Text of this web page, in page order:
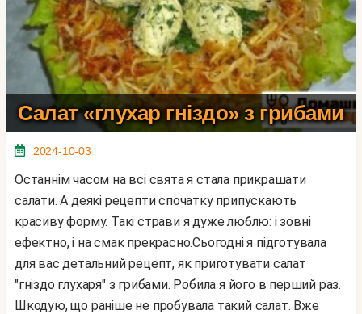
Салат «глухар гніздо» з грибами
2024-10-03
Останнім часом на всі свята я стала прикрашати
салати. А деякі рецепти спочатку припускають
красиву форму. Такі страви я дуже люблю: і зовні
ефектно, і на смак прекрасно.Сьогодні я підготувала
для вас детальний рецепт, як приготувати салат
"гніздо глухаря" з грибами. Робила я його в перший раз.
Шкодую, що раніше не пробувала такий салат. Вже